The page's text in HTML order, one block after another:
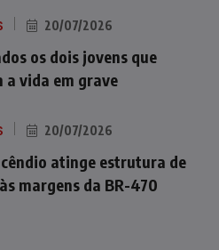
20/07/2026
os dois jovens que
a vida em grave
20/07/2026
atinge estrutura de
margens da BR-470